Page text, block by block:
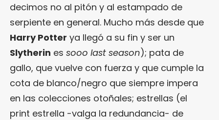
decimos no al pitón y al estampado de
serpiente en general. Mucho más desde que
Harry Potter ya llegó a su fin y ser un
Slytherin es sooo last season); pata de
gallo, que vuelve con fuerza y que cumple la
cota de blanco/negro que siempre impera
en las colecciones otoñales; estrellas (el
print estrella -valga la redundancia- de